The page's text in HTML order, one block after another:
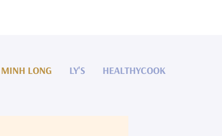
MINH LONG LY'S HEALTHYCOOK